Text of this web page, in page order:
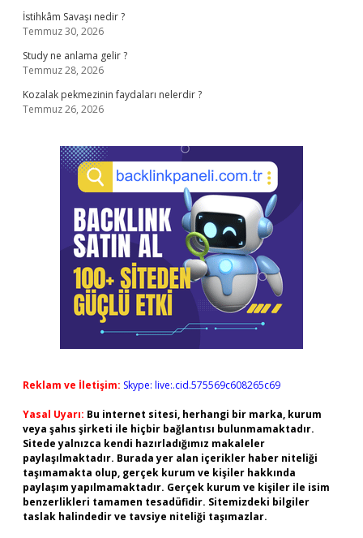
İstihkâm Savaşı nedir ?
Temmuz 30, 2026
Study ne anlama gelir ?
Temmuz 28, 2026
Kozalak pekmezinin faydaları nelerdir ?
Temmuz 26, 2026
Reklam ve İletişim: Skype: live:.cid.575569c608265c69
Yasal Uyarı: Bu internet sitesi, herhangi bir marka, kurum
veya şahıs şirketi ile hiçbir bağlantısı bulunmamaktadır.
Sitede yalnızca kendi hazırladığımız makaleler
paylaşılmaktadır. Burada yer alan içerikler haber niteliği
taşımamakta olup, gerçek kurum ve kişiler hakkında
paylaşım yapılmamaktadır. Gerçek kurum ve kişiler ile isim
benzerlikleri tamamen tesadüfidir. Sitemizdeki bilgiler
taslak halindedir ve tavsiye niteliği taşımazlar.